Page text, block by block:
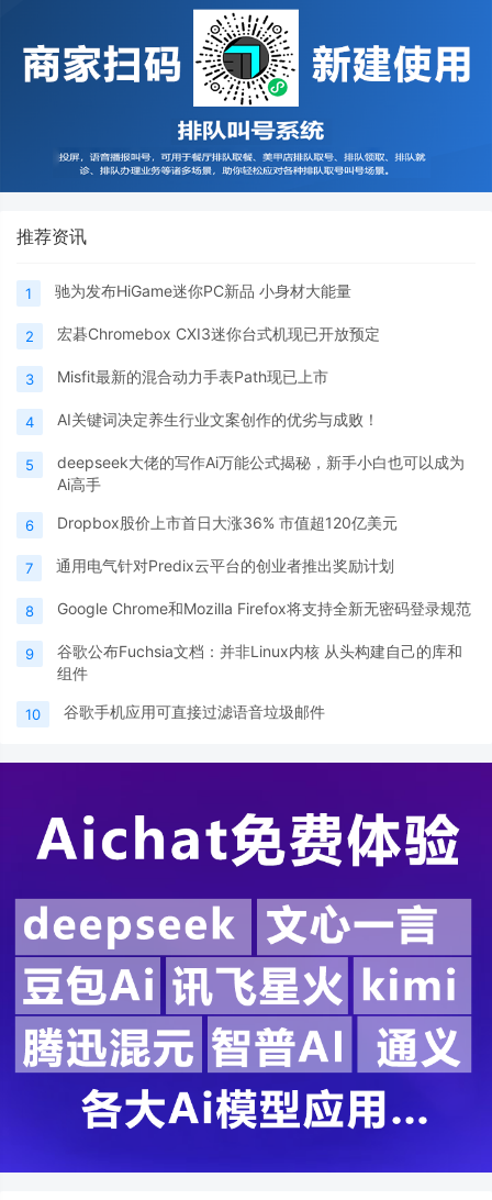
推荐资讯
1 驰为发布HiGame迷你PC新品 小身材大能量
2 宏碁Chromebox CXI3迷你台式机现已开放预定
3 Misfit最新的混合动力手表Path现已上市
4 AI关键词决定养生行业文案创作的优劣与成败！
5
deepseek大佬的写作Ai万能公式揭秘，新手小白也可以成为
Ai高手
6 Dropbox股价上市首日大涨36% 市值超120亿美元
7 通用电气针对Predix云平台的创业者推出奖励计划
8 Google Chrome和Mozilla Firefox将支持全新无密码登录规范
9
谷歌公布Fuchsia文档：并非Linux内核 从头构建自己的库和
组件
10 谷歌手机应用可直接过滤语音垃圾邮件